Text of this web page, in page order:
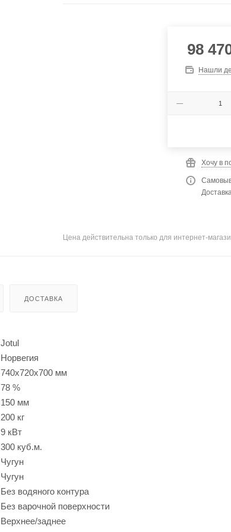
98
Нашли
Хочу в
Цена действительна только для интернет-
ДОСТАВКА
Jotul
Норвегия
740х720х700 мм
78 %
150 мм
200 кг
9 кВт
300 куб.м.
Чугун
Чугун
Без водяного контура
Без варочной поверхности
Верхнее/заднее